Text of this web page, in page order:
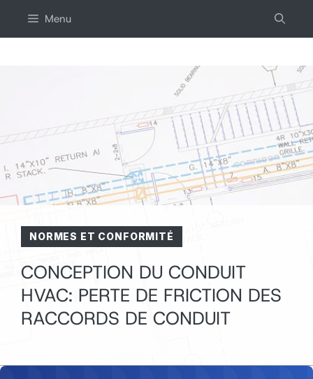
Menu
NORMES ET CONFORMITÉ
CONCEPTION DU CONDUIT
HVAC: PERTE DE FRICTION DES
RACCORDS DE CONDUIT